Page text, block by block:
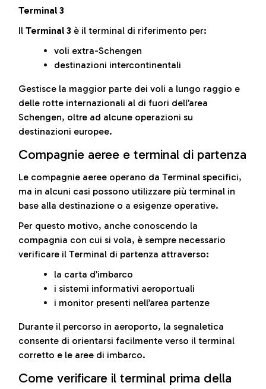
Terminal 3
Il Terminal 3 è il terminal di riferimento per:
voli extra-Schengen
destinazioni intercontinentali
Gestisce la maggior parte dei voli a lungo raggio e
delle rotte internazionali al di fuori dell’area
Schengen, oltre ad alcune operazioni su
destinazioni europee.
Compagnie aeree e terminal di partenza
Le compagnie aeree operano da Terminal specifici,
ma in alcuni casi possono utilizzare più terminal in
base alla destinazione o a esigenze operative.
Per questo motivo, anche conoscendo la
compagnia con cui si vola, è sempre necessario
verificare il Terminal di partenza attraverso:
la carta d’imbarco
i sistemi informativi aeroportuali
i monitor presenti nell’area partenze
Durante il percorso in aeroporto, la segnaletica
consente di orientarsi facilmente verso il terminal
corretto e le aree di imbarco.
Come verificare il terminal prima della